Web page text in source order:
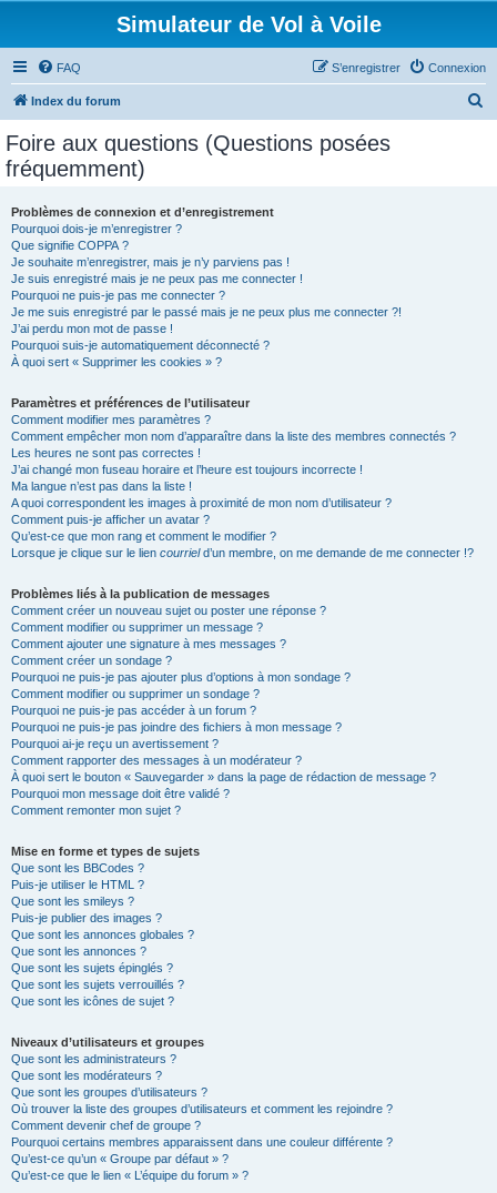
Simulateur de Vol à Voile
FAQ Connexion
S’enregistrer
Index du forum
Foire aux questions (Questions posées
fréquemment)
Problèmes de connexion et d’enregistrement
Pourquoi dois-je m’enregistrer ?
Que signifie COPPA ?
Je souhaite m’enregistrer, mais je n’y parviens pas !
Je suis enregistré mais je ne peux pas me connecter !
Pourquoi ne puis-je pas me connecter ?
Je me suis enregistré par le passé mais je ne peux plus me connecter ?!
J’ai perdu mon mot de passe !
Pourquoi suis-je automatiquement déconnecté ?
À quoi sert « Supprimer les cookies » ?
Paramètres et préférences de l’utilisateur
Comment modifier mes paramètres ?
Comment empêcher mon nom d’apparaître dans la liste des membres connectés ?
Les heures ne sont pas correctes !
J’ai changé mon fuseau horaire et l’heure est toujours incorrecte !
Ma langue n’est pas dans la liste !
A quoi correspondent les images à proximité de mon nom d’utilisateur ?
Comment puis-je afficher un avatar ?
Qu’est-ce que mon rang et comment le modifier ?
Lorsque je clique sur le lien courrield’un membre, on me demande de me connecter !?
Problèmes liés à la publication de messages
Comment créer un nouveau sujet ou poster une réponse ?
Comment modifier ou supprimer un message ?
Comment ajouter une signature à mes messages ?
Comment créer un sondage ?
Pourquoi ne puis-je pas ajouter plus d’options à mon sondage ?
Comment modifier ou supprimer un sondage ?
Pourquoi ne puis-je pas accéder à un forum ?
Pourquoi ne puis-je pas joindre des fichiers à mon message ?
Pourquoi ai-je reçu un avertissement ?
Comment rapporter des messages à un modérateur ?
À quoi sert le bouton « Sauvegarder » dans la page de rédaction de message ?
Pourquoi mon message doit être validé ?
Comment remonter mon sujet ?
Mise en forme et types de sujets
Que sont les BBCodes ?
Puis-je utiliser le HTML ?
Que sont les smileys ?
Puis-je publier des images ?
Que sont les annonces globales ?
Que sont les annonces ?
Que sont les sujets épinglés ?
Que sont les sujets verrouillés ?
Que sont les icônes de sujet ?
Niveaux d’utilisateurs et groupes
Que sont les administrateurs ?
Que sont les modérateurs ?
Que sont les groupes d’utilisateurs ?
Où trouver la liste des groupes d’utilisateurs et comment les rejoindre ?
Comment devenir chef de groupe ?
Pourquoi certains membres apparaissent dans une couleur différente ?
Qu’est-ce qu’un « Groupe par défaut » ?
Qu’est-ce que le lien « L’équipe du forum » ?